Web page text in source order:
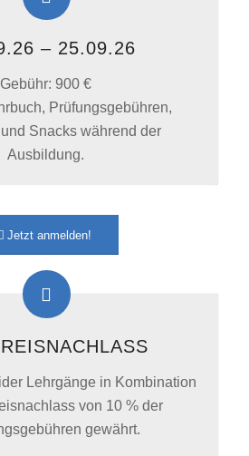
– 25.09.26
Gebühr: 900 €
Prüfungsgebühren,
Snacks während der
Ausbildung.
Jetzt anmelden!
Lehrgänge in Kombination
von 10 % der
gewährt.